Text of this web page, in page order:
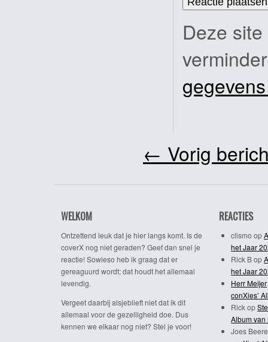
Deze
← Vorig
WELKOM
Ontzettend leuk dat je hier langs komt. Is de
coverX nog niet geraden? Geef dan snel je
reactie! Sowieso heb ik graag dat er
gereaguurd wordt; dat houdt het allemaal
levendig.
Vergeet daarbij alsjeblieft niet dat ik dit
allemaal voor de gezelligheid doe. Dus
kennen we elkaar nog niet? Stel je voor!
REACTIES
clismo op
het Jaar
Rick Bop
het Jaar
Herr Meijer
conXies’
Rickop
Album van
Joes